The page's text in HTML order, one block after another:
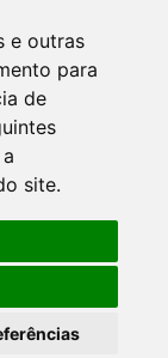
e outras
para
de
site.
4096